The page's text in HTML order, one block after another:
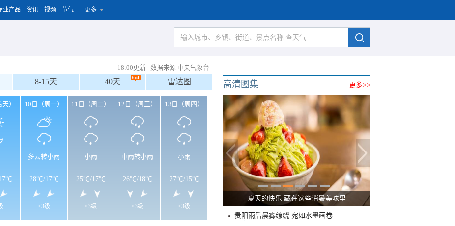
业产品 资讯 视频 节气 更多
18:00更新 | 数据来源 中央气象台
8-15天 40天 雷达图
） 10日（周一）
多云转小雨
28℃/17℃
<3级
11日（周二）
小雨
25℃/17℃
<3级
12日（周三）
中雨转小雨
26℃/18℃
<3级
13日（周四）
小雨
27℃/15℃
<3级
更多>>
高清图集
夏天的快乐 藏在这些消暑美味里
贵阳雨后晨雾缭绕 宛如水墨画卷